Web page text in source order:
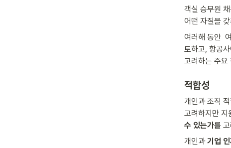
객실 승무원
어떤 자질을
여러해 동안
토하고, 항공
고려하는 주요
적합성
개인과 조직
고려하지만 지
수 있는가를
개인과 기업